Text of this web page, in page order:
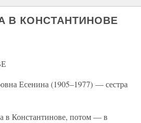
В КОНСТАНТИНОВЕ
Есенина (1905–1977) — сестра
в Константинове, потом — в